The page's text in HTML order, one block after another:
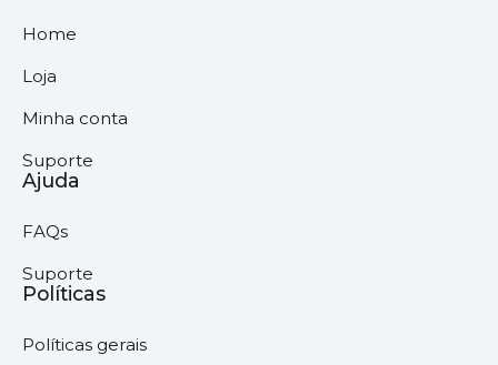
Home
Loja
Minha conta
Suporte
Ajuda
FAQs
Suporte
Políticas
Políticas gerais